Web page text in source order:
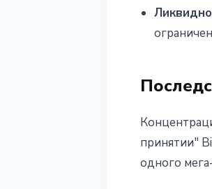
принятии"
одного